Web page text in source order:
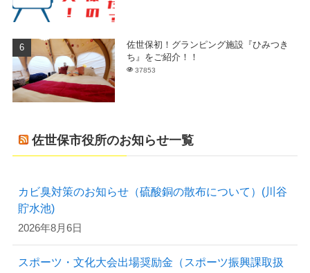
佐世保初！グランピング施設『ひみつき
ち』をご紹介！！
37853
佐世保市役所のお知らせ一覧
カビ臭対策のお知らせ（硫酸銅の散布について）(川谷
貯水池)
2026年8月6日
スポーツ・文化大会出場奨励金（スポーツ振興課取扱